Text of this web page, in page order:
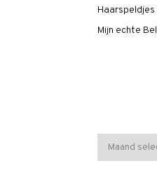
Mijn echte